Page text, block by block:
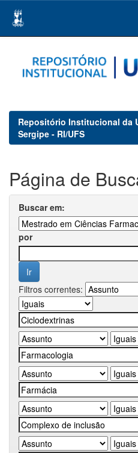
navigation
Repositório Institucional da
Sergipe - RI/UFS
Página de
Buscar em:
por
Filtros correntes: